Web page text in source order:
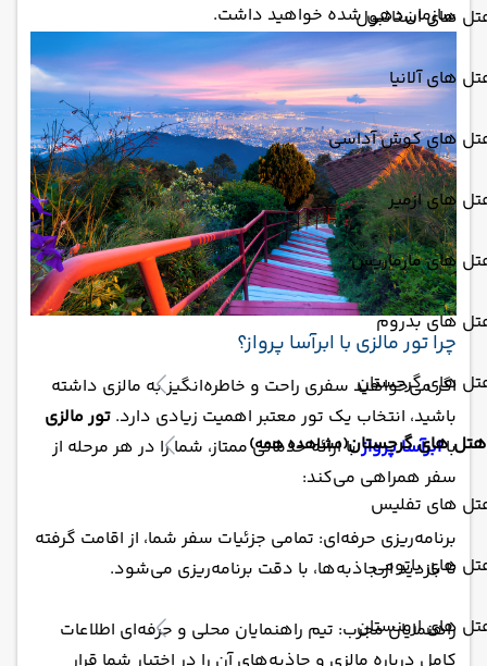
های استانبول
های آلانیا
های کوش آداسی
های ازمیر
های مارماریس
های بدروم
های گرجستان
هتل های گرجستان(مشاهده همه)
های تفلیس
های باتومی
های ارمنستان
سازمان‌دهی شده خواهید داشت.
چرا تور مالزی با ابرآسا پرواز؟
اگر می‌خواهید سفری راحت و خاطره‌انگیز به مالزی داشته
باشید، انتخاب یک تور معتبر اهمیت زیادی دارد. تور مالزی
باابرآسا پروازبا ارائه خدماتی ممتاز، شما را در هر مرحله از
سفر همراهی می‌کند:
برنامه‌ریزی حرفه‌ای: تمامی جزئیات سفر شما، از اقامت گرفته
تا بازدید از جاذبه‌ها، با دقت برنامه‌ریزی می‌شود.
راهنمایان مجرب: تیم راهنمایان محلی و حرفه‌ای اطلاعات